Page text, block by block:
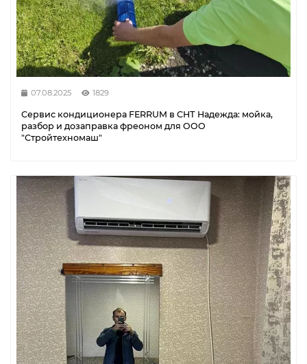
07.08.2025 1829
Сервис кондиционера FERRUM в СНТ Надежда: мойка,
разбор и дозаправка фреоном для ООО
"Стройтехномаш"